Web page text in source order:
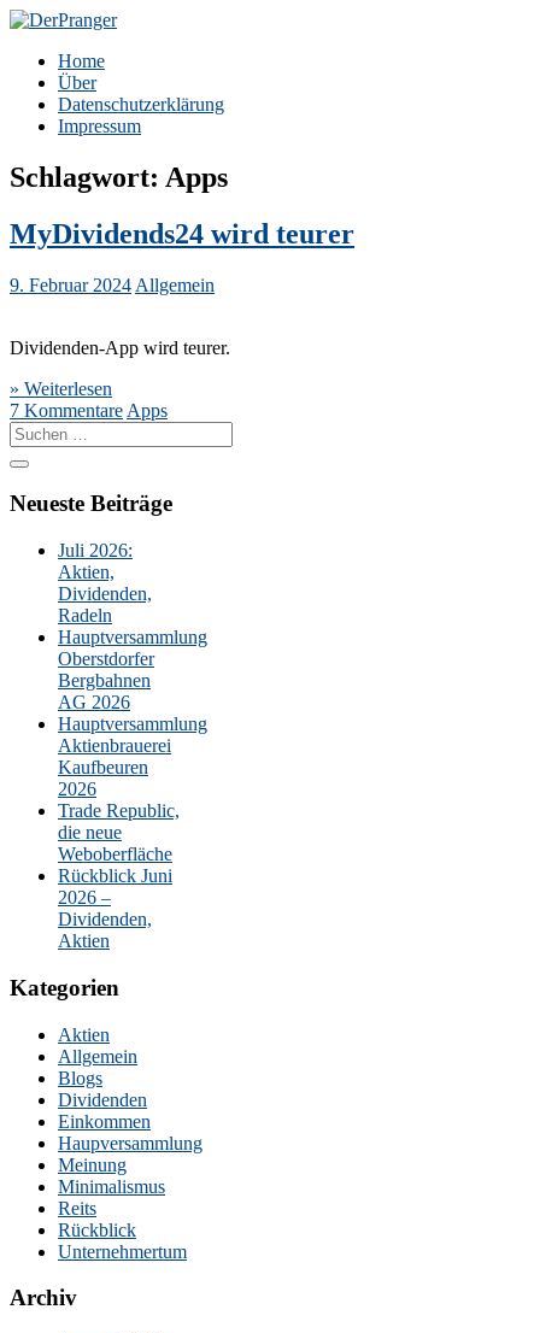
Zum
springen
DerPranger
Finanzen, Freiheit, Prangerei
Home
Über
Datenschutzerklärung
Impressum
Schlagwort: Apps
MyDividends24 wird teurer
9. Februar 2024 Allgemein
Dividenden-App wird teurer.
» Weiterlesen
7 Kommentare Apps
Suche
nach:
Neueste Beiträge
Juli 2026:
Aktien,
Dividenden,
Radeln
Hauptversammlung
Oberstdorfer
Bergbahnen
AG 2026
Hauptversammlung
Aktienbrauerei
Kaufbeuren
2026
Trade Republic,
die neue
Weboberfläche
Rückblick Juni
2026 –
Dividenden,
Aktien
Kategorien
Aktien
Allgemein
Blogs
Dividenden
Einkommen
Haupversammlung
Meinung
Minimalismus
Reits
Rückblick
Unternehmertum
Archiv